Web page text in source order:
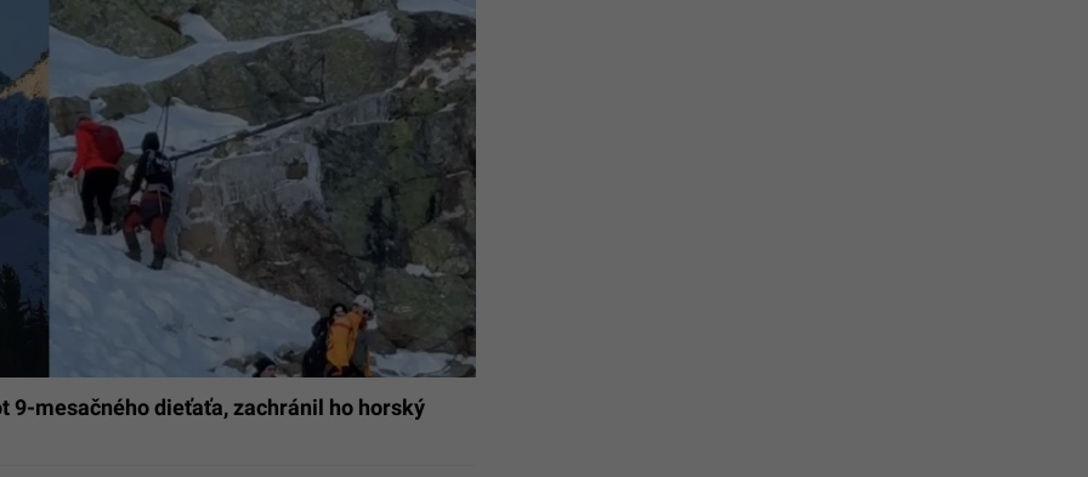
9-mesačného dieťaťa, zachránil ho horský